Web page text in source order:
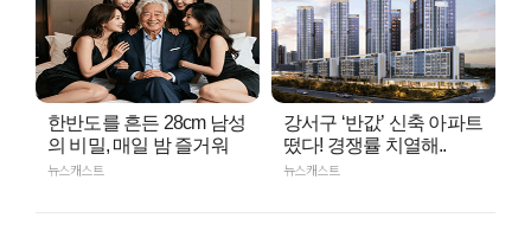
한반도를 흔든 28cm 남성
의 비밀, 매일 밤 즐거워
뉴스캐스트
강서구 ‘반값’ 신축 아파트
떴다! 경쟁률 치열해..
뉴스캐스트